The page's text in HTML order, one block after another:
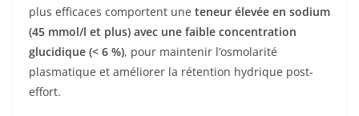
plus efficaces comportent une teneur élevée en sodium
(45 mmol/l et plus) avec une faible concentration
glucidique (< 6 %), pour maintenir l’osmolarité
plasmatique et améliorer la rétention hydrique post-
effort.